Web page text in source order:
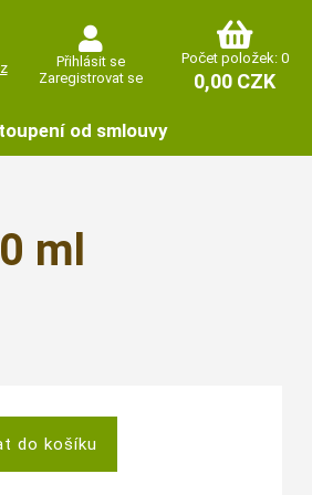
Přihlásit se
Zaregistrovat se
Počet položek: 0
0,00 CZK
od smlouvy
ml